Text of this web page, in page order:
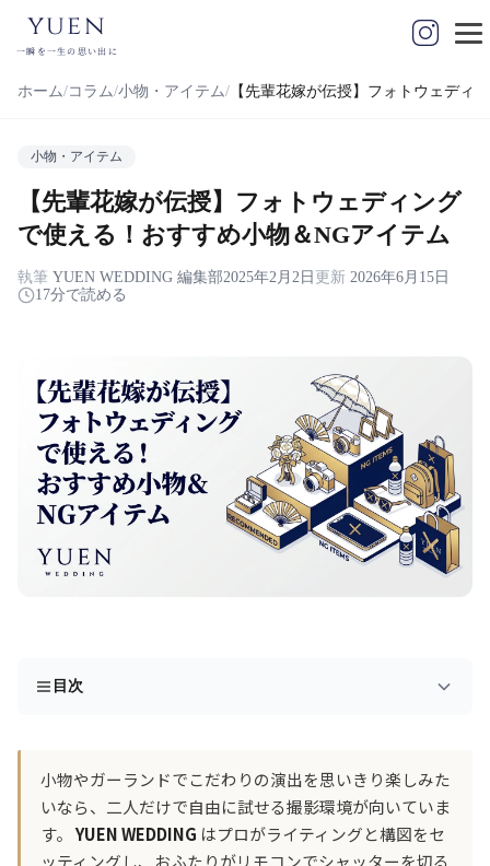
yuen
一瞬を一生の思い出に
ホーム コラム 小物・アイテム 【先輩花嫁が伝授】フォトウェディ
小物・アイテム
【先輩花嫁が伝授】フォトウェディング
で使える！おすすめ小物＆NGアイテム
執筆 YUEN WEDDING 編集部2025年2月2日 更新 2026年6月15日
17分で読める
目次
小物やガーランドでこだわりの演出を思いきり楽しみた
いなら、二人だけで自由に試せる撮影環境が向いていま
す。 YUEN WEDDING はプロがライティングと構図をセ
ッティングし、おふたりがリモコンでシャッターを切る